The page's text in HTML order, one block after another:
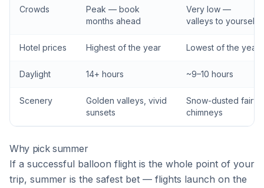
Crowds
Peak — book
months ahead
Very low —
valleys to yourself
Hotel prices Highest of the year Lowest of the year
Daylight 14+ hours ~9–10 hours
Scenery
Golden valleys, vivid
sunsets
Snow-dusted fairy
chimneys
Why pick summer
If a successful balloon flight is the whole point of your
trip, summer is the safest bet — flights launch on the